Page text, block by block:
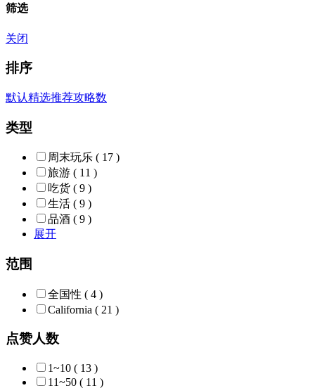
筛选
关闭
排序
默认精选推荐攻略数
类型
周末玩乐 ( 17 )
旅游 ( 11 )
吃货 ( 9 )
生活 ( 9 )
品酒 ( 9 )
展开
范围
全国性 ( 4 )
California ( 21 )
点赞人数
1~10 ( 13 )
11~50 ( 11 )